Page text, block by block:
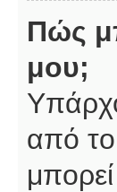
Πώς
μου;
από